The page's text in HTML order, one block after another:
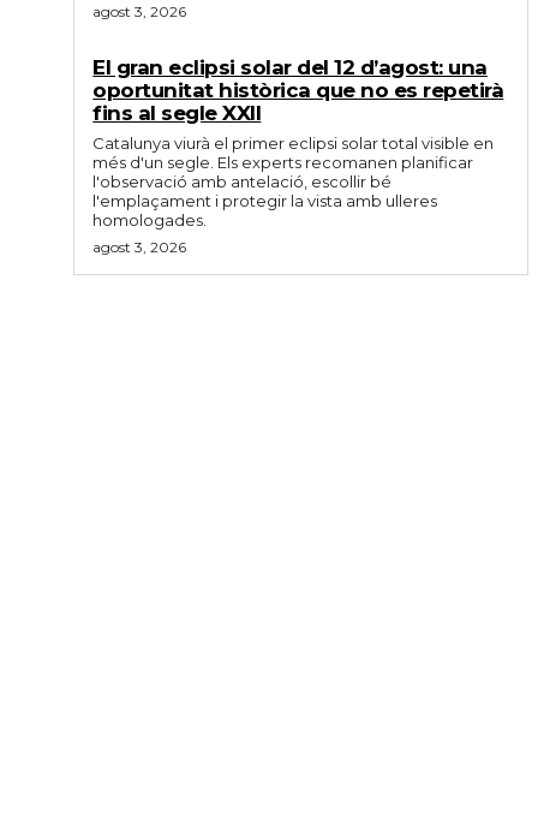
agost 3, 2026
El gran eclipsi solar del 12 d’agost: una
oportunitat històrica que no es repetirà
fins al segle XXII
Catalunya viurà el primer eclipsi solar total visible en
més d'un segle. Els experts recomanen planificar
l'observació amb antelació, escollir bé
l'emplaçament i protegir la vista amb ulleres
homologades.
agost 3, 2026